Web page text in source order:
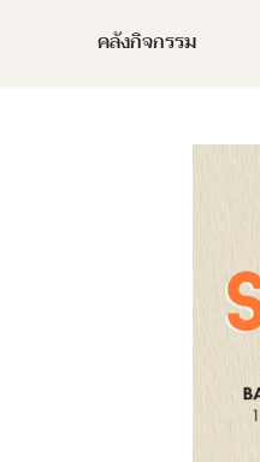
คลังกิจกรรม